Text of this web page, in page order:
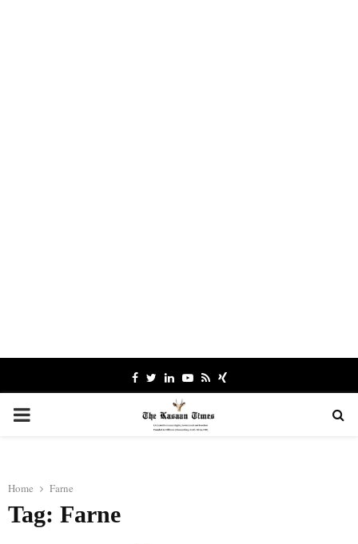
Facebook
TwitterLinkedinYoutube
RssXing
PRIMARY
Home Farne
Tag: Farne